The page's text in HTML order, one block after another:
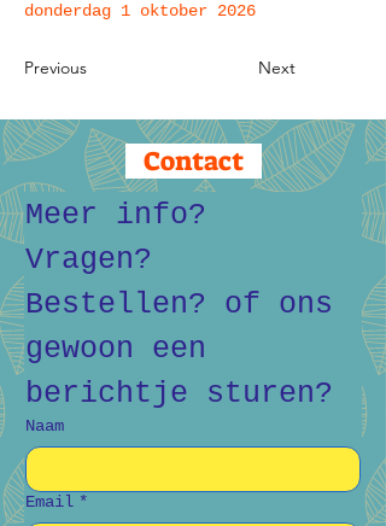
donderdag 1 oktober 2026
Previous Next
Contact
Meer info?
Vragen?
Bestellen? of ons
gewoon een
berichtje sturen?
Naam
Email *